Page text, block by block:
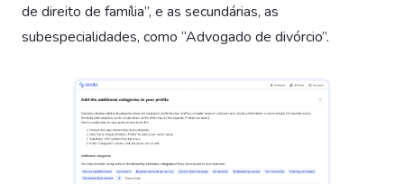
de direito de família”, e as secundárias, as
subespecialidades, como “Advogado de divórcio”.